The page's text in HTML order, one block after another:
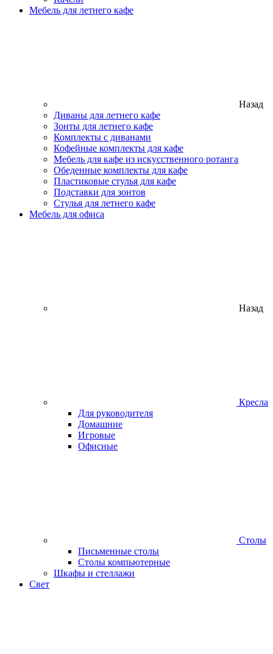
Мебель для летнего кафе
Назад
Диваны для летнего кафе
Зонты для летнего кафе
Комплекты с диванами
Кофейные комплекты для кафе
Мебель для кафе из искусственного ротанга
Обеденные комплекты для кафе
Пластиковые стулья для кафе
Подставки для зонтов
Стулья для летнего кафе
Мебель для офиса
Назад
Кресла
Для руководителя
Домашние
Игровые
Офисные
Столы
Письменные столы
Столы компьютерные
Шкафы и стеллажи
Свет